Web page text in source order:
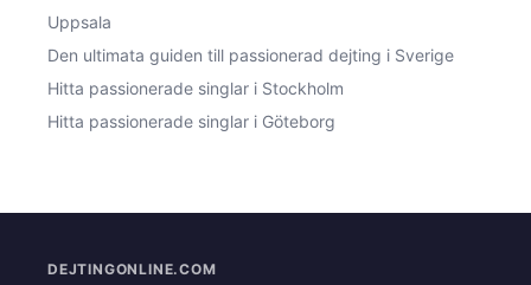
Uppsala
Den ultimata guiden till passionerad dejting i Sverige
Hitta passionerade singlar i Stockholm
Hitta passionerade singlar i Göteborg
DEJTINGONLINE.COM